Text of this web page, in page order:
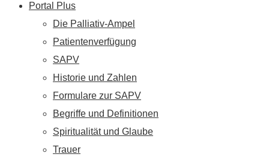
Portal Plus
Die Palliativ-Ampel
Patientenverfügung
SAPV
Historie und Zahlen
Formulare zur SAPV
Begriffe und Definitionen
Spiritualität und Glaube
Trauer